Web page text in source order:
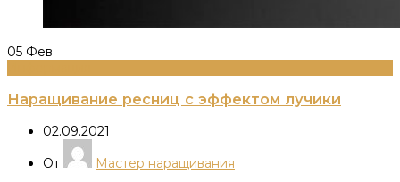
05 Фев
Наращивание ресниц с эффектом лучики
02.09.2021
От
Мастер наращивания